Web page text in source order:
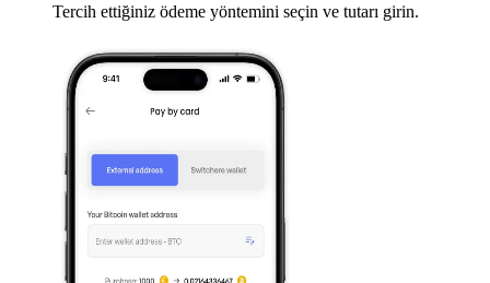
Tercih ettiğiniz ödeme yöntemini seçin ve tutarı girin.